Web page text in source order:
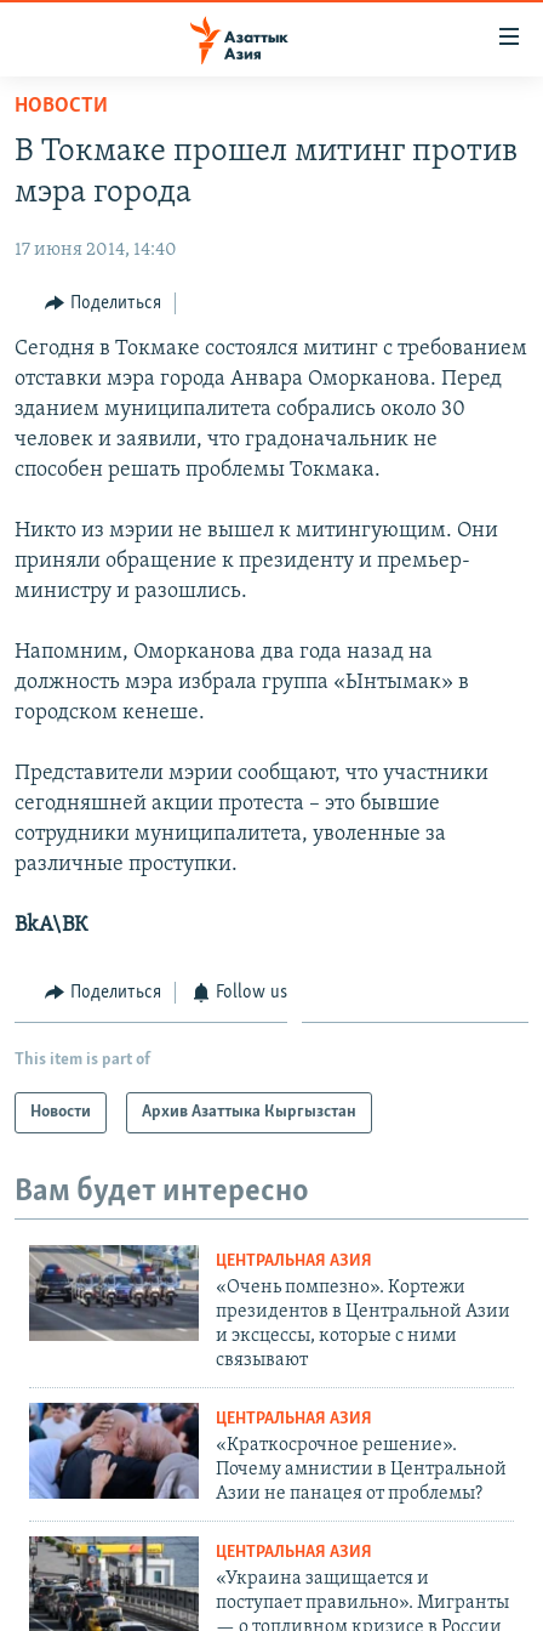
Вернуться
основному
содержанию
Вернутся
навигации
Вернутся
поиску
УЗБЕКИСТАН
ТАДЖИКИСТАН
ВОЙНА В УКРАИНЕ
НА ДРУГИХ ЯЗЫКАХ
ҚАЗАҚША
КЫРГЫЗЧА
ТОҶИКӢ
TÜRKMENÇE
Все сайты РСЕ/РС
НОВОСТИ
В Токмаке прошел митинг против
мэра города
17 июня 2014, 14:40
Поделиться
Сегодня в Токмаке состоялся митинг с требованием
отставки мэра города Анвара Оморканова. Перед
зданием муниципалитета собрались около 30
человек и заявили, что градоначальник не
способен решать проблемы Токмака.
Никто из мэрии не вышел к митингующим. Они
приняли обращение к президенту и премьер-
министру и разошлись.
Напомним, Оморканова два года назад на
должность мэра избрала группа «Ынтымак» в
городском кенеше.
Представители мэрии сообщают, что участники
сегодняшней акции протеста – это бывшие
сотрудники муниципалитета, уволенные за
различные проступки.
BkA\ВК
Поделиться Follow us
This item is part of
Новости Архив Азаттыка Кыргызстан
Вам будет интересно
ЦЕНТРАЛЬНАЯ АЗИЯ
«Очень помпезно». Кортежи
президентов в Центральной Азии
и эксцессы, которые с ними
связывают
ЦЕНТРАЛЬНАЯ АЗИЯ
«Краткосрочное решение».
Почему амнистии в Центральной
Азии не панацея от проблемы?
ЦЕНТРАЛЬНАЯ АЗИЯ
«Украина защищается и
поступает правильно». Мигранты